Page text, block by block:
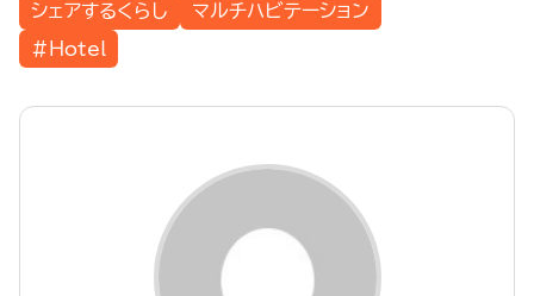
シェアするくらし
マルチハビテーション
#Hotel